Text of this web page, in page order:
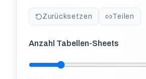
Zurücksetzen Teilen
Anzahl Tabellen-Sheets